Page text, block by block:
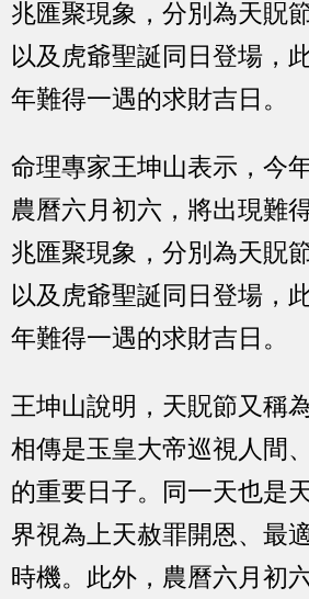
兆匯聚現象，分別為天貺
以及虎爺聖誕同日登場，
年難得一遇的求財吉日。
命理專家王坤山表示，今
農曆六月初六，將出現難
兆匯聚現象，分別為天貺
以及虎爺聖誕同日登場，
年難得一遇的求財吉日。
王坤山說明，天貺節又稱
相傳是玉皇大帝巡視人間
的重要日子。同一天也是
界視為上天赦罪開恩、最
時機。此外，農曆六月初